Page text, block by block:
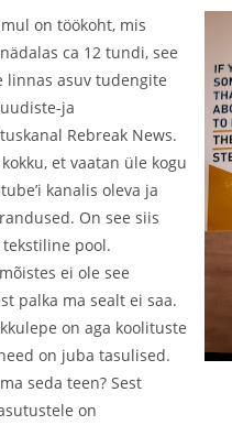
on töökoht, mis
ca 12 tundi, see
linnas asuv tudengite
ja
Rebreak News.
et vaatan üle kogu
kanalis oleva ja
On see siis
pool.
ei ole see
palka ma sealt ei saa.
on aga koolituste
on juba tasulised.
seda teen? Sest
on